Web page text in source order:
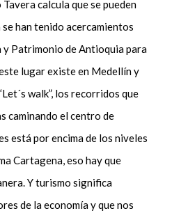
calcula que se pueden
se han tenido acercamientos
Patrimonio de Antioquia para
lugar existe en Medellín y
walk”, los recorridos que
caminando el centro de
está por encima de los niveles
Cartagena, eso hay que
Y turismo significa
de la economía y que nos